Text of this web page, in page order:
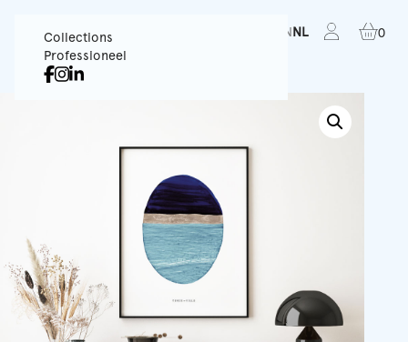
Collections
Professioneel
EN NL 0